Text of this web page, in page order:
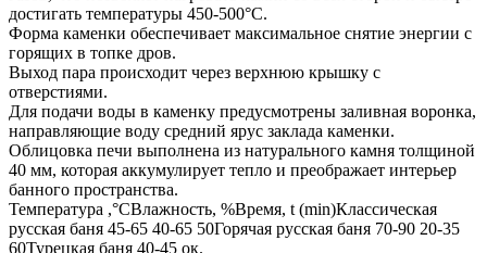
достигать температуры 450-500°C.
Форма каменки обеспечивает максимальное снятие энергии с
горящих в топке дров.
Выход пара происходит через верхнюю крышку с
отверстиями.
Для подачи воды в каменку предусмотрены заливная воронка,
направляющие воду средний ярус заклада каменки.
Облицовка печи выполнена из натурального камня толщиной
40 мм, которая аккумулирует тепло и преображает интерьер
банного пространства.
Температура ,°СВлажность, %Время, t (min)Классическая
русская баня 45-65 40-65 50Горячая русская баня 70-90 20-35
60Турецкая баня 40-45 ок.